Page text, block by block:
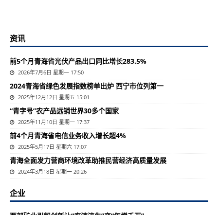
资讯
前5个月青海省光伏产品出口同比增长283.5%
2026年7月6日 星期一 17:50
2024青海省绿色发展指数榜单出炉 西宁市位列第一
2025年12月12日 星期五 15:01
“青字号”农产品远销世界30多个国家
2025年11月10日 星期一 17:37
前4个月青海省电信业务收入增长超4%
2025年5月17日 星期六 17:07
​青海全面发力营商环境改革助推民营经济高质量发展
2024年3月18日 星期一 20:26
企业